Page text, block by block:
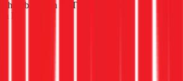
chưa bao gồm VAT 10% và vật tư
hệ